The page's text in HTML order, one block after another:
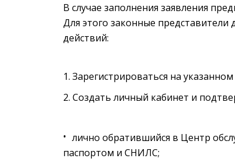
В случае заполнения заявления
Для этого законные
действий:
Зарегистрироваться на
Создать личный кабинет и
лично обратившийся в Центр
паспортом и СНИЛС;